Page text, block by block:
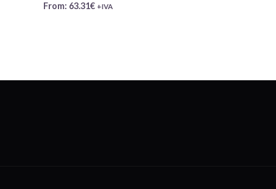
From: 63.31€ +IVA